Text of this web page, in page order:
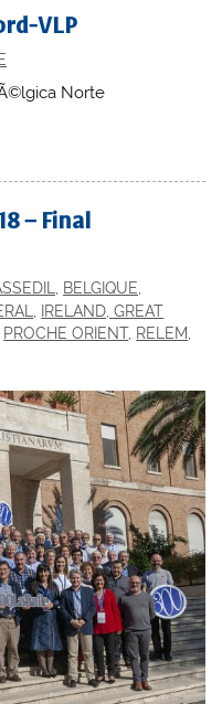
VLP
– Final
BELGIQUE
,
IRELAND, GREAT
PROCHE ORIENT, RELEM,